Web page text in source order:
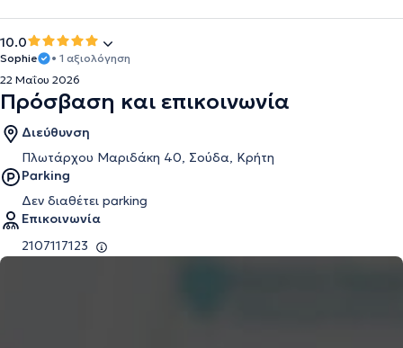
10.0
Sophie
• 1 αξιολόγηση
22 Μαΐου 2026
Πρόσβαση και επικοινωνία
Διεύθυνση
Πλωτάρχου Μαριδάκη 40, Σούδα, Κρήτη
Parking
Δεν διαθέτει parking
Επικοινωνία
2107117123